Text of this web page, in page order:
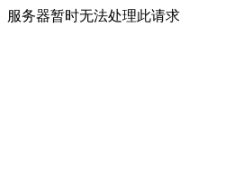
服务器暂时无法处理此请求